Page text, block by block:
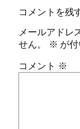
コメントを残
メールアドレ
せん。
※ が
コメント ※